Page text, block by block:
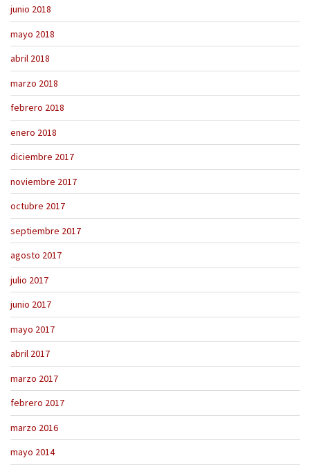
junio 2018
mayo 2018
abril 2018
marzo 2018
febrero 2018
enero 2018
diciembre 2017
noviembre 2017
octubre 2017
septiembre 2017
agosto 2017
julio 2017
junio 2017
mayo 2017
abril 2017
marzo 2017
febrero 2017
marzo 2016
mayo 2014